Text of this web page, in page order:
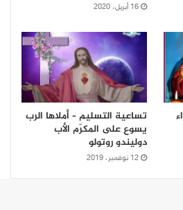
16 أبريل، 2020
تساعية التسليم – أملاها الرب
يسوع على المكرّم الأب
دوليندو روتولو
12 نوفمبر، 2019